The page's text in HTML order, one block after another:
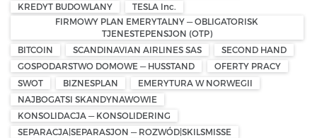
KREDYT BUDOWLANY
TESLA Inc.
FIRMOWY PLAN EMERYTALNY — OBLIGATORISK
TJENESTEPENSJON (OTP)
BITCOIN
SCANDINAVIAN AIRLINES SAS
SECOND HAND
GOSPODARSTWO DOMOWE — HUSSTAND
OFERTY PRACY
SWOT
BIZNESPLAN
EMERYTURA W NORWEGII
NAJBOGATSI SKANDYNAWOWIE
KONSOLIDACJA — KONSOLIDERING
SEPARACJA|SEPARASJON — ROZWÓD|SKILSMISSE